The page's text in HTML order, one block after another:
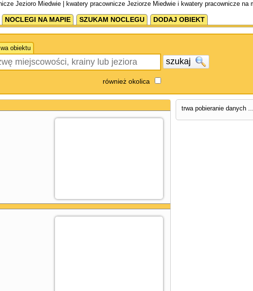
Jezioro Miedwie | kwatery pracownicze Jeziorze Miedwie i kwatery pracownicze na
NOCLEGI NA MAPIE SZUKAM NOCLEGU DODAJ OBIEKT
obiektu
szukaj
również okolica
trwa pobieranie danych ...